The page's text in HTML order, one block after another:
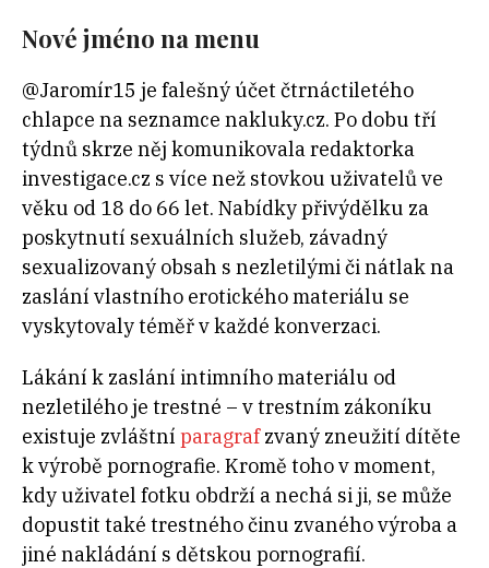
Nové jméno na menu
@Jaromír15 je falešný účet čtrnáctiletého
chlapce na seznamce nakluky.cz. Po dobu tří
týdnů skrze něj komunikovala redaktorka
investigace.cz s více než stovkou uživatelů ve
věku od 18 do 66 let. Nabídky přivýdělku za
poskytnutí sexuálních služeb, závadný
sexualizovaný obsah s nezletilými či nátlak na
zaslání vlastního erotického materiálu se
vyskytovaly téměř v každé konverzaci.
Lákání k zaslání intimního materiálu od
nezletilého je trestné – v trestním zákoníku
existuje zvláštní paragrafzvaný zneužití dítěte
k výrobě pornografie. Kromě toho v moment,
kdy uživatel fotku obdrží a nechá si ji, se může
dopustit také trestného činu zvaného výroba a
jiné nakládání s dětskou pornografií.